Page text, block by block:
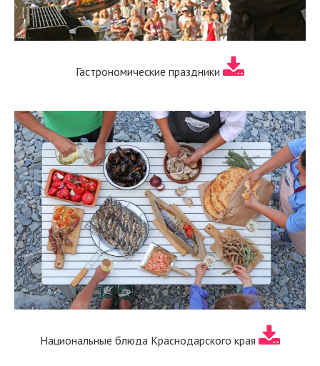
Гастрономические праздники
Национальные блюда Краснодарского края